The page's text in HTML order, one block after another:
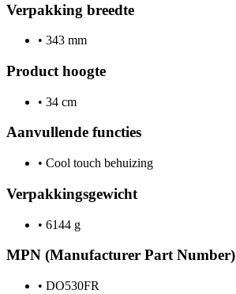
Verpakking breedte
• 343 mm
Product hoogte
• 34 cm
Aanvullende functies
• Cool touch behuizing
Verpakkingsgewicht
• 6144 g
MPN (Manufacturer Part Number)
• DO530FR